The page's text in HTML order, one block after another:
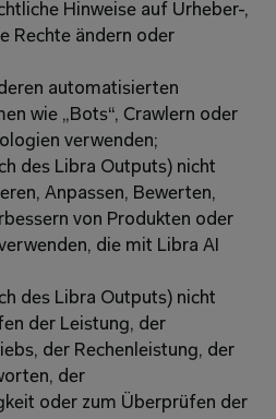
Hinweise auf Urheber-,
Rechte ändern oder
automatisierten
wie „Bots“, Crawlern oder
verwenden;
des Libra Outputs) nicht
Anpassen, Bewerten,
von Produkten oder
die mit Libra AI
des Libra Outputs) nicht
der Leistung, der
der Rechenleistung, der
der
oder zum Überprüfen der